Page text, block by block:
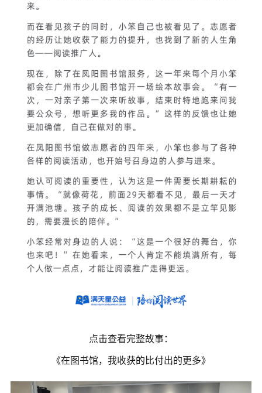
点击查看完整故事：
《在图书馆，我收获的比付出的更多》